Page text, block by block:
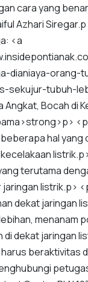
carayang benar
AzhariSiregar.p
: <a
.insidepontianak.
-dianiaya-orang-
-sekujur-tubuh-
Angkat, Bocahdi
a>strong>p> <p
beberapahalyang
kecelakaanlistrik.p
terutama
jaringanlistrik.p> <
dekatjaringan
, menanam
didekatjaringan
harus beraktivitas